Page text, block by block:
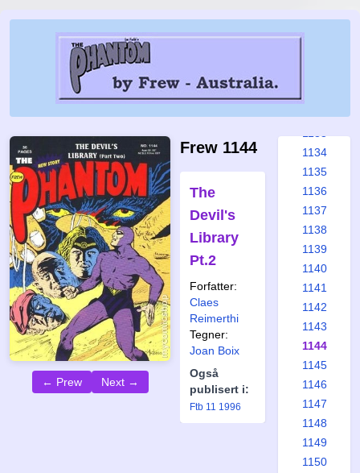
← Prew Next →
Frew 1144
The
Devil's
Library
Pt.2
Forfatter:
Claes
Reimerthi
Tegner:
Joan Boix
Også
publisert i:
Ftb 11 1996
1127
1128
1134
1135
1136
1137
1138
1139
1140
1141
1142
1143
1144
1145
1146
1147
1148
1149
1150